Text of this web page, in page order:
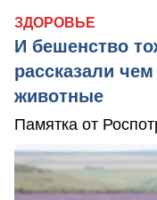
ЗДОРОВЬЕ
И бешенство
рассказали
животные
Памятка от